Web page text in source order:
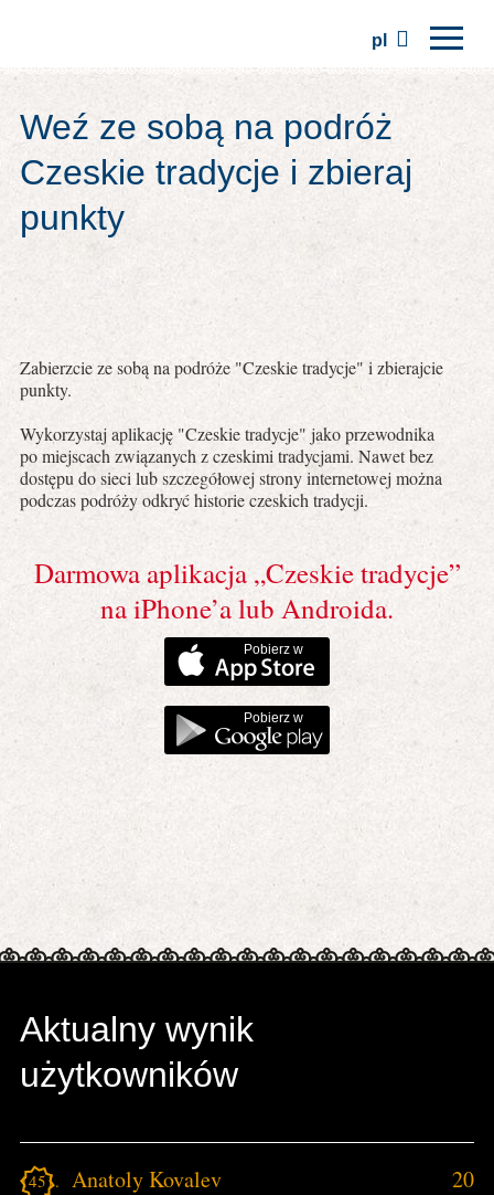
pl
Regiony
Tradycje
Wycieczki
Weź ze sobą na podróż
Czeskie tradycje i zbieraj
punkty
Zabierzcie ze sobą na podróże "Czeskie tradycje" i zbierajcie
punkty.
Wykorzystaj aplikację "Czeskie tradycje" jako przewodnika
po miejscach związanych z czeskimi tradycjami. Nawet bez
dostępu do sieci lub szczegółowej strony internetowej można
podczas podróży odkryć historie czeskich tradycji.
Darmowa aplikacja „Czeskie tradycje”
na iPhone’a lub Androida.
Pobierz w
Pobierz w
Aktualny wynik
użytkowników
1451. Anatoly Kovalev 20